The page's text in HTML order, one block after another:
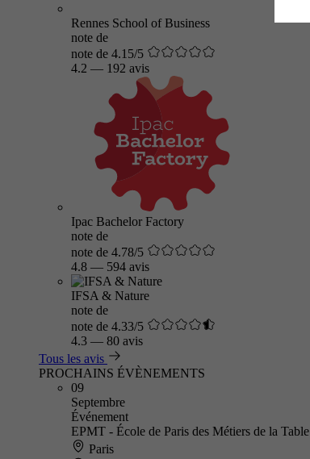
Rennes School of Business
note de
note de 4.15/5
4.2 — 192 avis
Ipac Bachelor Factory
note de
note de 4.78/5
4.8 — 594 avis
IFSA & Nature
note de
note de 4.33/5
4.3 — 80 avis
Tous les avis
PROCHAINS ÉVÈNEMENTS
09
Septembre
Événement
EPMT - École de Paris des Métiers de la Table
Paris